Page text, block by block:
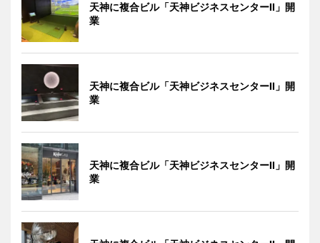
天神に複合ビル「天神ビジネスセンターII」開
業
天神に複合ビル「天神ビジネスセンターII」開
業
天神に複合ビル「天神ビジネスセンターII」開
業